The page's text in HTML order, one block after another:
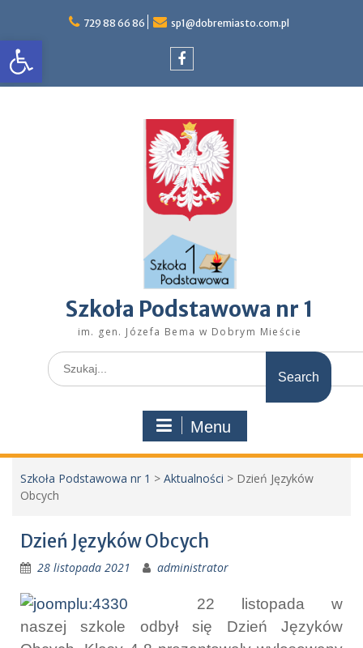
Otwórz pasek narzędzicontent
729 88 66 86 sp1@dobremiasto.com.pl
Szkoła Podstawowa nr 1
im. gen. Józefa Bema w Dobrym Mieście
Search
for:
Menu
Szkoła Podstawowa nr 1 > Aktualności > Dzień Języków
Obcych
Dzień Języków Obcych
28 listopada 2021 administrator
22 listopada w
naszej szkole odbył się Dzień Języków